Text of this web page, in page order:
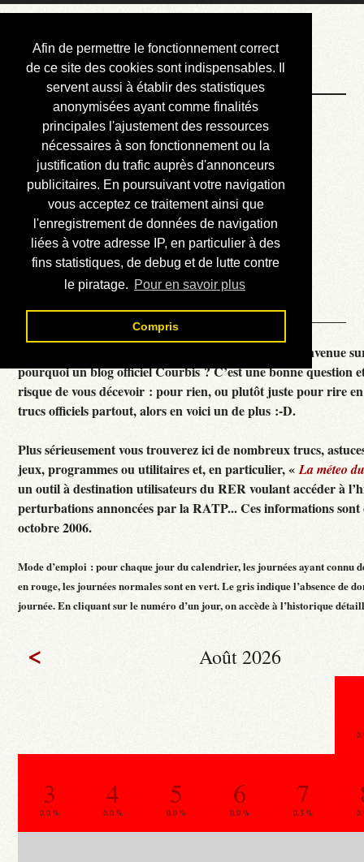
Afin de permettre le fonctionnement correct
de ce site des cookies sont indispensables. Il
servent aussi à établir des statistiques
anonymisées ayant comme finalités
principales l'ajustement des ressources
nécessaires à son fonctionnement ou la
justification du trafic auprès d'annonceurs
publicitaires. En poursuivant votre navigation
vous acceptez ce traitement ainsi que
l'enregistrement de données de navigation
liées à votre adresse IP, en particulier à des
fins statistiques, de debug et de lutte contre
le piratage. Pour en savoir plus
Compris
Courbis, « LE »
Blog Officiel
Bienvenue
Réalisations
Divers (et d’été)
Annonces
Liens externes
Téléchargement
Contact
Courbis, « LE » Blog Officiel - je vous souhaite la bienvenue
pourquoi un blog officiel Courbis ? C’est une bonne question
risque de vous décevoir : pour rien, ou plutôt juste pour rire
trucs officiels partout, alors en voici un de plus :-D.
Plus sérieusement vous trouverez ici de nombreux trucs,
jeux, programmes ou utilitaires et, en particulier, «La méteo
un outil à destination utilisateurs du RER voulant accéder à
perturbations annoncées par la RATP... Ces informations sont
octobre 2006.
Mode d’emploi : pour chaque jour du calendrier, les journées ayant connu
en rouge, les journées normales sont en vert. Le gris indique l’absence de
journée. En cliquant sur le numéro d’un jour, on accède à l’historique
< Août 2026
3
0.0 %
4
0.0 %
5
0.0 %
6
0.0 %
7
0.3 %